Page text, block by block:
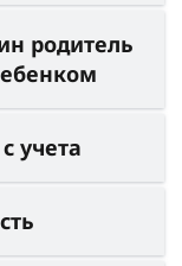
родитель
учета